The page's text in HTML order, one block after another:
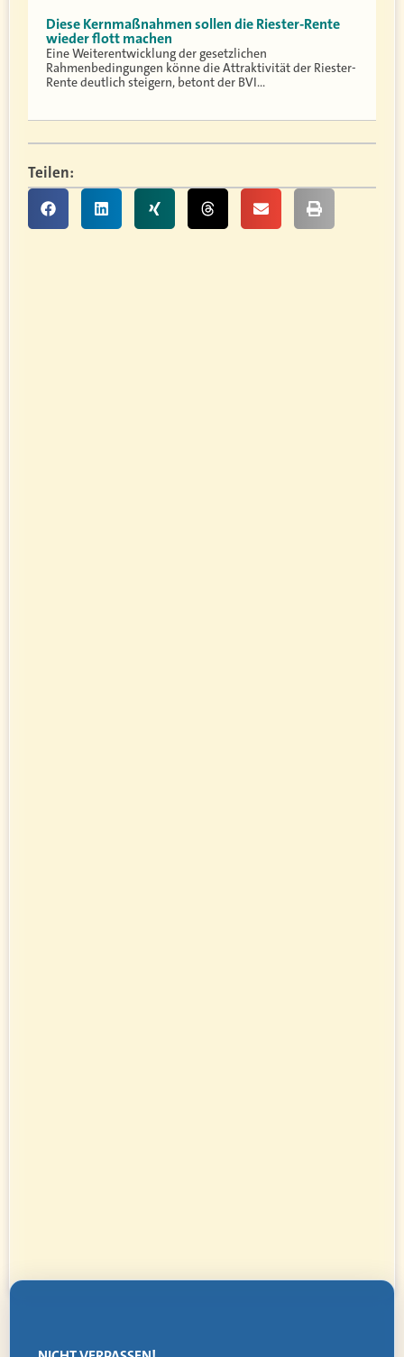
Diese Kernmaßnahmen sollen die Riester-Rente
wieder flott machen
Eine Weiterentwicklung der gesetzlichen
Rahmenbedingungen könne die Attraktivität der Riester-
Rente deutlich steigern, betont der BVI…
Teilen: